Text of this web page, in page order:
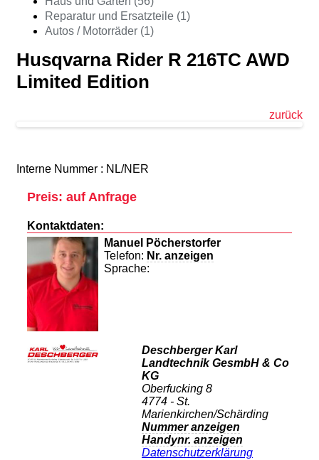
Reparatur und Ersatzteile (1)
Autos / Motorräder (1)
Husqvarna Rider R 216TC AWD
Limited Edition
zurück
Interne Nummer : NL/NER
Preis: auf Anfrage
Kontaktdaten:
Manuel Pöcherstorfer
Telefon: Nr. anzeigen
Sprache:
Deschberger Karl
Landtechnik GesmbH & Co
KG
Oberfucking 8
4774 - St.
Marienkirchen/Schärding
Nummer anzeigen
Handynr. anzeigen
Datenschutzerklärung